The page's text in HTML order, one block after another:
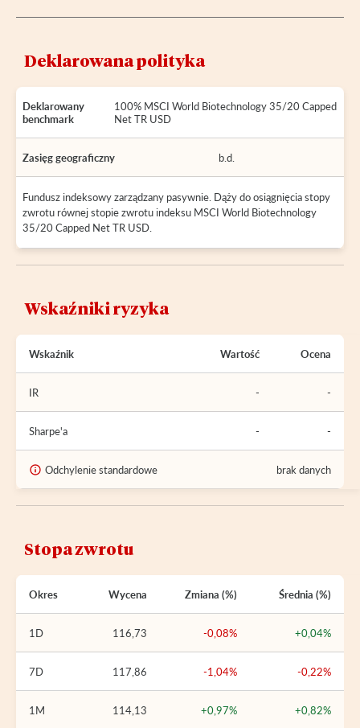
Deklarowana polityka
Deklarowany
benchmark
100% MSCI World Biotechnology 35/20 Capped
Net TR USD
Zasięg geograficzny b.d.
Fundusz indeksowy zarządzany pasywnie. Dąży do osiągnięcia stopy
zwrotu równej stopie zwrotu indeksu MSCI World Biotechnology
35/20 Capped Net TR USD.
Wskaźniki ryzyka
Wskaźnik Wartość Ocena
IR - -
Sharpe'a - -
Odchylenie standardowe brak danych
Stopa zwrotu
Okres Wycena Zmiana (%) Średnia (%)
1D 116,73 -0,08% +0,04%
7D 117,86 -1,04% -0,22%
1M 114,13 +0,97% +0,82%